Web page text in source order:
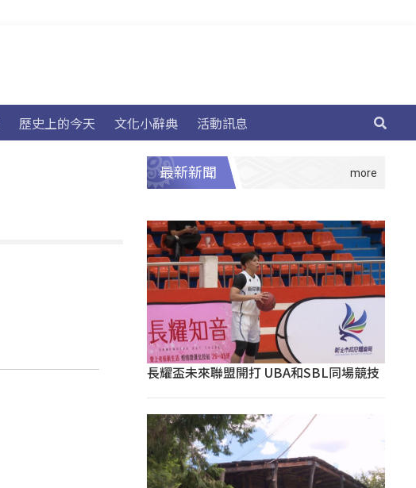
歷史上的今天 文化小辭典 活動訊息
最新新聞
長耀盃未來聯盟開打 UBA和SBL同場競技